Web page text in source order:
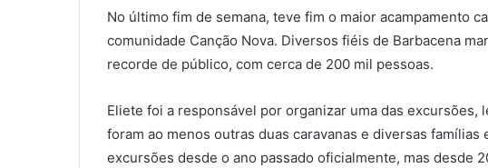
No último fim de semana, teve fim o maior acampamento
comunidade Canção Nova. Diversos fiéis de Barbacena
recorde de público, com cerca de 200 mil pessoas.
Eliete foi a responsável por organizar uma das excursões,
foram ao menos outras duas caravanas e diversas famílias
excursões desde o ano passado oficialmente, mas desde